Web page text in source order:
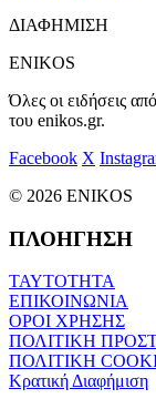
ΔΙΑΦΗΜΙΣΗ
ENIKOS
Όλες οι ειδήσεις
του enikos.gr.
Facebook X
© 2026 ENIKOS
ΠΛΟΗΓΗΣΗ
ΤΑΥΤΟΤΗΤΑ
ΕΠΙΚΟΙΝΩΝΙΑ
ΟΡΟΙ ΧΡΗΣΗΣ
ΠΟΛΙΤΙΚΗ
ΠΟΛΙΤΙΚΗ
Κρατική Διαφήμιση